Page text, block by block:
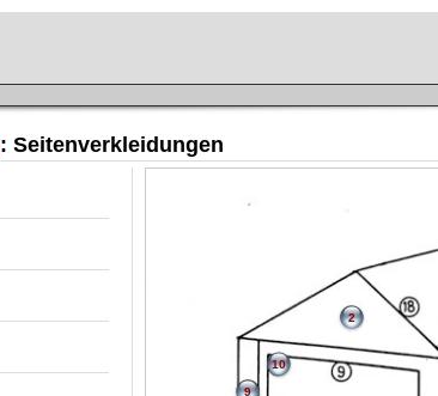
: Seitenverkleidungen
2
9
10